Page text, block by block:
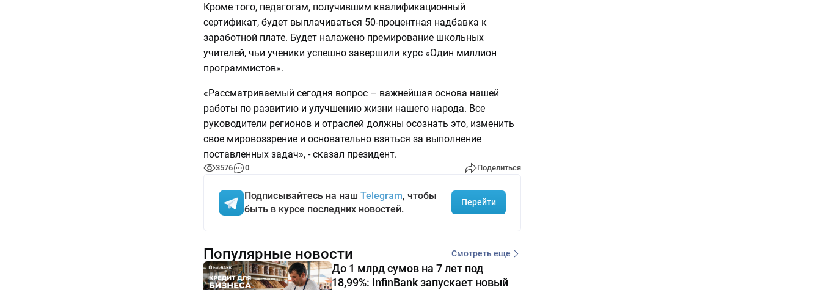
Кроме того, педагогам, получившим квалификационный
сертификат, будет выплачиваться 50-процентная надбавка к
заработной плате. Будет налажено премирование школьных
учителей, чьи ученики успешно завершили курс «Один миллион
программистов».
«Рассматриваемый сегодня вопрос – важнейшая основа нашей
работы по развитию и улучшению жизни нашего народа. Все
руководители регионов и отраслей должны осознать это, изменить
свое мировоззрение и основательно взяться за выполнение
поставленных задач», - сказал президент.
3576 0 Поделиться
Подписывайтесь на наш Telegram, чтобы
быть в курсе последних новостей.
Перейти
Популярные новости Смотреть еще
До 1 млрд сумов на 7 лет под
18,99%: InfinBank запускает новый